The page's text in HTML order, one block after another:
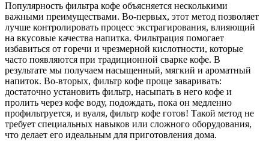
Популярность фильтра кофе объясняется несколькими
важными преимуществами. Во-первых, этот метод позволяет
лучше контролировать процесс экстрагирования, влияющий
на вкусовые качества напитка. Фильтрация помогает
избавиться от горечи и чрезмерной кислотности, которые
часто появляются при традиционной сварке кофе. В
результате мы получаем насыщенный, мягкий и ароматный
напиток. Во-вторых, фильтр кофе проще заваривать:
достаточно установить фильтр, насыпать в него кофе и
пролить через кофе воду, подождать, пока он медленно
профильтруется, и вуаля, фильтр кофе готов! Такой метод не
требует специальных навыков или сложного оборудования,
что делает его идеальным для приготовления дома.